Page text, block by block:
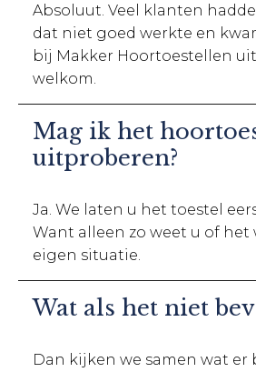
Absoluut. Veel klanten
dat niet goed werkte en
bij Makker Hoortoestellen
welkom.
Mag ik het
uitproberen?
Ja. We laten u het toestel
Want alleen zo weet u of het
eigen situatie.
Wat als het niet
Dan kijken we samen wat er